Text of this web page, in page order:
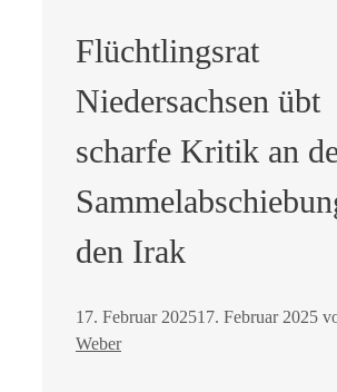
Flüchtlingsrat
Niedersachsen übt
scharfe Kritik an
den Irak
17. Februar 202517. Februar 2025
Weber